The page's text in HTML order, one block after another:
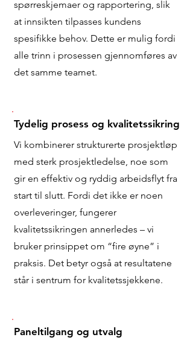
spørreskjemaer og rapportering, slik
at innsikten tilpasses kundens
spesifikke behov. Dette er mulig fordi
alle trinn i prosessen gjennomføres av
det samme teamet.
Tydelig prosess og kvalitetssikring
Vi kombinerer strukturerte prosjektløp
med sterk prosjektledelse, noe som
gir en effektiv og ryddig arbeidsflyt fra
start til slutt. Fordi det ikke er noen
overleveringer, fungerer
kvalitetssikringen annerledes – vi
bruker prinsippet om “fire øyne” i
praksis. Det betyr også at resultatene
står i sentrum for kvalitetssjekkene.
Paneltilgang og utvalg